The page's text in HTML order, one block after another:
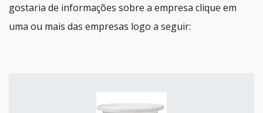
gostaria de informações sobre a empresa clique em
uma ou mais das empresas logo a seguir: